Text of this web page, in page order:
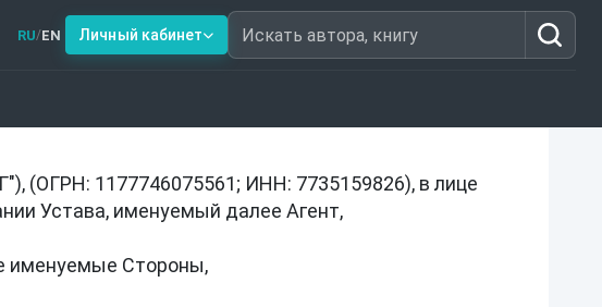
RU/EN Личный кабинет Искать автора, книгу
лицензии
1177746075561; ИНН: 7735159826), в лице
Устава, именуемый далее Агент,
именуемые Стороны,